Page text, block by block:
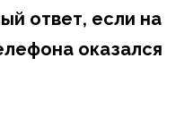
ответ, если на
оказался